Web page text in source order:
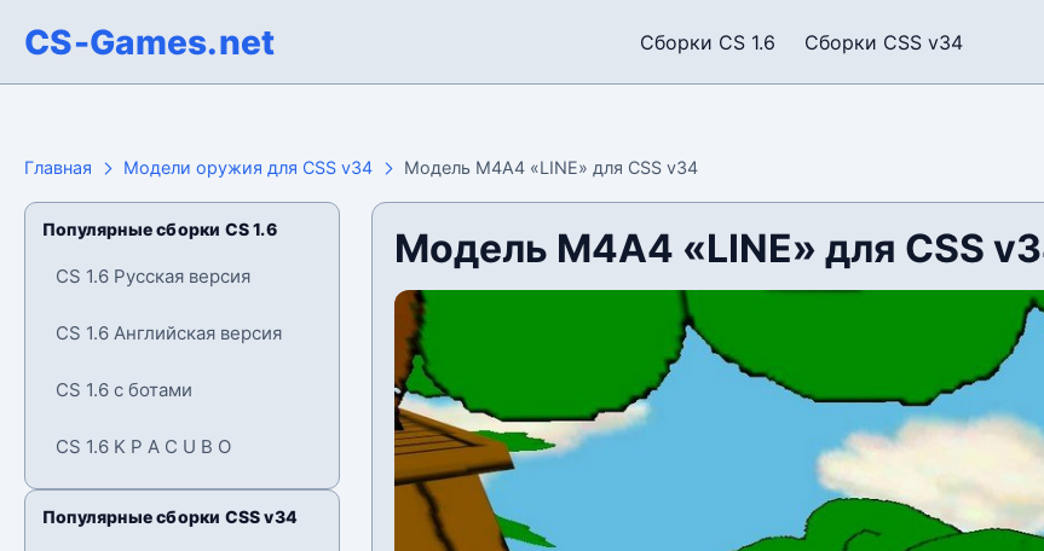
CS-Games.net Сборки CS 1.6 Сборки CSS v34
Главная Модели оружия для CSS v34 Модель М4А4 «LINE» для CSS v34
Популярные сборки CS 1.6
CS 1.6 Русская версия
CS 1.6 Английская версия
CS 1.6 с ботами
CS 1.6 K P A C U B O
Популярные сборки CSS v34
Модель М4А4 «LINE» для CSS